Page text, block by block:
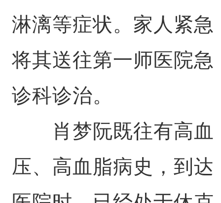
淋漓等症状。家人紧急
将其送往第一师医院急
诊科诊治。
肖梦阮既往有高血
压、高血脂病史，到达